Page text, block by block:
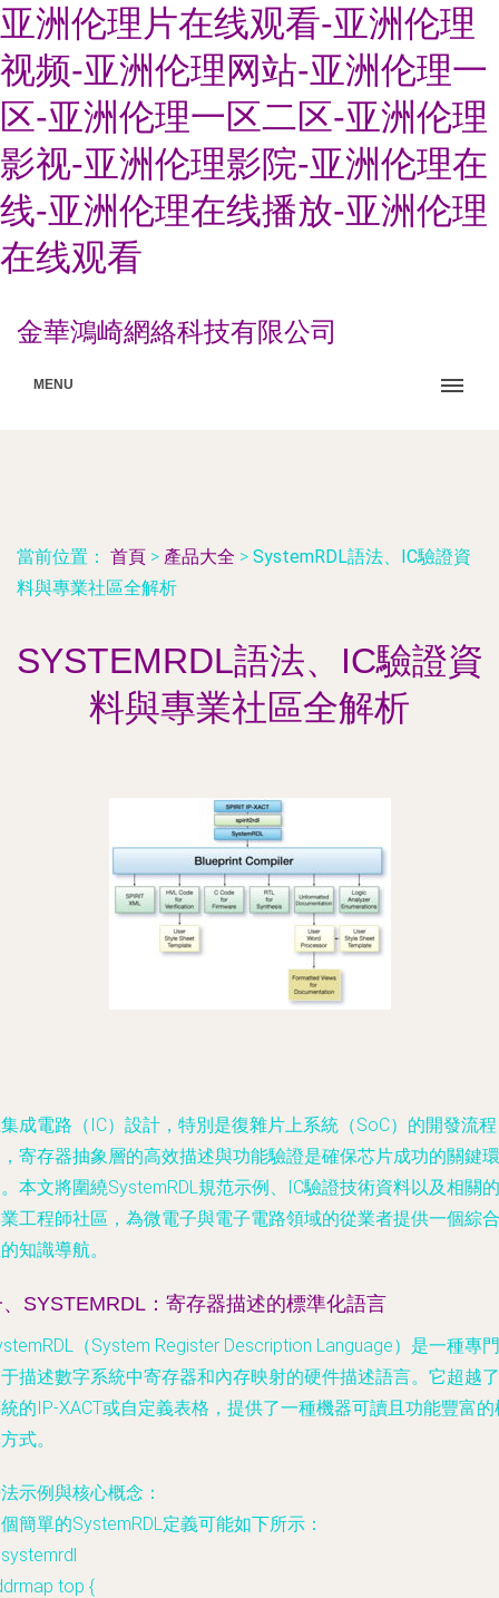
亚洲伦理片在线观看-亚洲伦理
视频-亚洲伦理网站-亚洲伦理一
区-亚洲伦理一区二区-亚洲伦理
影视-亚洲伦理影院-亚洲伦理在
线-亚洲伦理在线播放-亚洲伦理
在线观看
金華鴻崎網絡科技有限公司
MENU
當前位置： 首頁 > 產品大全 > SystemRDL語法、IC驗證資
料與專業社區全解析
SYSTEMRDL語法、IC驗證資
料與專業社區全解析
成電路（IC）設計，特別是復雜片上系統（SoC）的開發流程
寄存器抽象層的高效描述與功能驗證是確保芯片成功的關鍵環
本文將圍繞SystemRDL規范示例、IC驗證技術資料以及相關的
工程師社區，為微電子與電子電路領域的從業者提供一個綜合
知識導航。
SYSTEMRDL：寄存器描述的標準化語言
（System Register Description Language）是一種專門
描述數字系統中寄存器和內存映射的硬件描述語言。它超越了
的IP-XACT或自定義表格，提供了一種機器可讀且功能豐富的
式。
示例與核心概念：
簡單的SystemRDL定義可能如下所示：
systemrdl
top {